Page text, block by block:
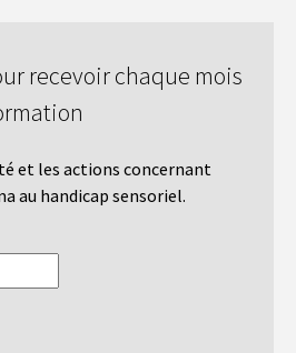
recevoir chaque mois
et les actions concernant
au handicap sensoriel.